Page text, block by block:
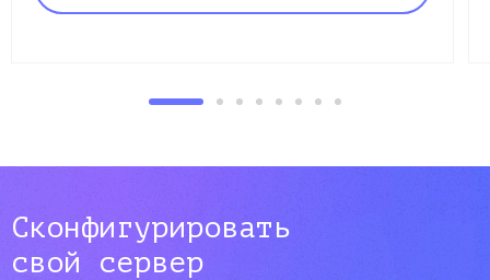
Сконфигурировать
свой сервер